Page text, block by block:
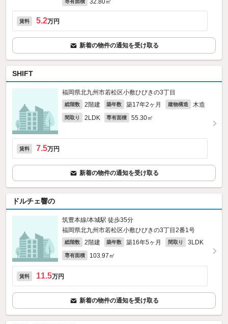
専有面積 32.80㎡
賃料 5.2万円
新着の物件の通知を受け取る
SHIFT
福岡県北九州市若松区小敷ひびきの3丁目
総階数 2階建 築年数 築17年2ヶ月 建物構造 木造
間取り 2LDK 専有面積 55.30㎡
賃料 7.5万円
新着の物件の通知を受け取る
ドルチェ響の
筑豊本線/本城駅 徒歩35分
福岡県北九州市若松区小敷ひびきの3丁目2番1号
総階数 2階建 築年数 築16年5ヶ月 間取り 3LDK
専有面積 103.97㎡
賃料 11.5万円
新着の物件の通知を受け取る